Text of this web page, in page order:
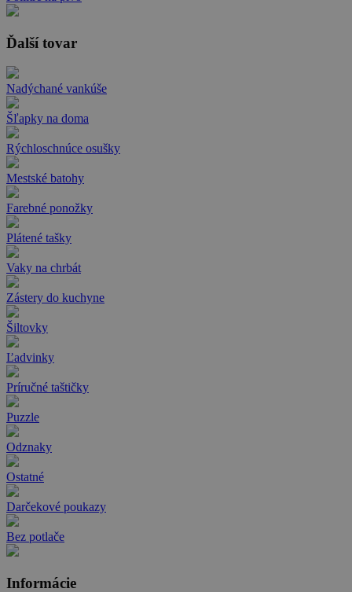
Ďalší tovar
Nadýchané vankúše
Šľapky na doma
Rýchloschnúce osušky
Mestské batohy
Farebné ponožky
Plátené tašky
Vaky na chrbát
Zástery do kuchyne
Šiltovky
Ľadvinky
Príručné taštičky
Puzzle
Odznaky
Ostatné
Darčekové poukazy
Bez potlače
Informácie